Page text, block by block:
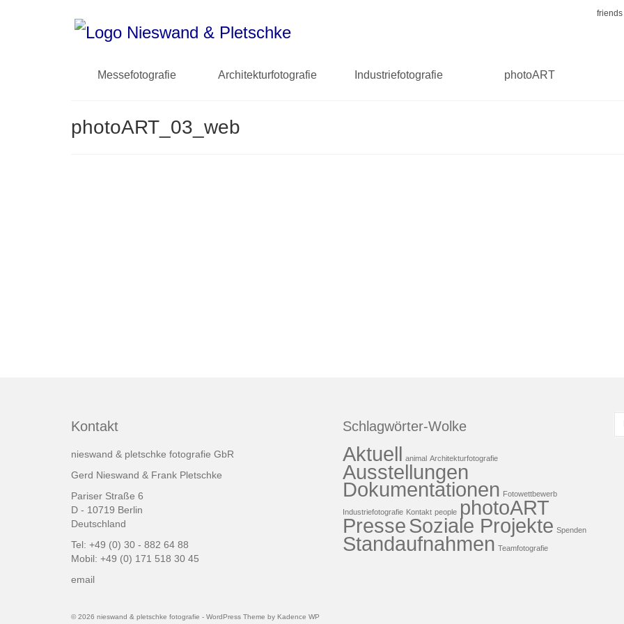
Messefotografie Architekturfotografie Industriefotografie photoART
photoART_03_web
Kontakt
nieswand & pletschke fotografie GbR
Gerd Nieswand & Frank Pletschke
Pariser Straße 6
D - 10719 Berlin
Deutschland
Tel: +49 (0) 30 - 882 64 88
Mobil: +49 (0) 171 518 30 45
email
Schlagwörter-Wolke
Aktuell animal Architekturfotografie
Ausstellungen
Dokumentationen Fotowettbewerb
Industriefotografie Kontakt people photoART
PresseSoziale Projekte Spenden
Standaufnahmen Teamfotografie
© 2026 nieswand & pletschke fotografie - WordPress Theme by Kadence WP